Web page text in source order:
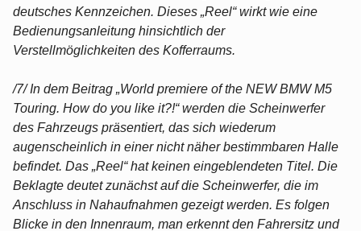
deutsches Kennzeichen. Dieses „Reel“ wirkt wie eine
Bedienungsanleitung hinsichtlich der
Verstellmöglichkeiten des Kofferraums.
/7/ In dem Beitrag „World premiere of the NEW BMW M5
Touring. How do you like it?!“ werden die Scheinwerfer
des Fahrzeugs präsentiert, das sich wiederum
augenscheinlich in einer nicht näher bestimmbaren Halle
befindet. Das „Reel“ hat keinen eingeblendeten Titel. Die
Beklagte deutet zunächst auf die Scheinwerfer, die im
Anschluss in Nahaufnahmen gezeigt werden. Es folgen
Blicke in den Innenraum, man erkennt den Fahrersitz und